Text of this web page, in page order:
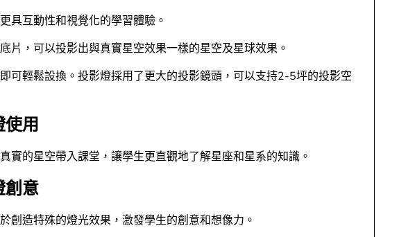
具互動性和視覺化的學習體驗。
片，可以投影出與真實星空效果一樣的星空及星球效果。
可輕鬆設換。投影燈採用了更大的投影鏡頭，可以支持2-5坪的投影空
使用
實的星空帶入課堂，讓學生更直觀地了解星座和星系的知識。
創意
創造特殊的燈光效果，激發學生的創意和想像力。